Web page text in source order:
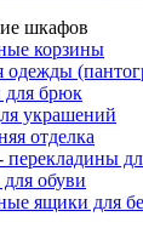
шкафов
корзины
одежды
брюк
украшений
отделка
обуви
ящики для